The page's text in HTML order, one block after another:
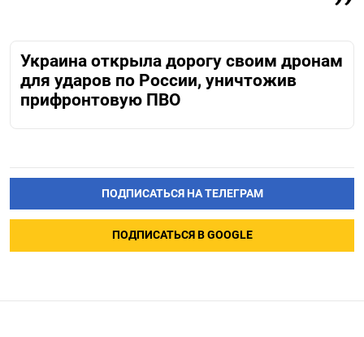
Украина открыла дорогу своим дронам
для ударов по России, уничтожив
прифронтовую ПВО
ПОДПИСАТЬСЯ НА ТЕЛЕГРАМ
ПОДПИСАТЬСЯ В GOOGLE